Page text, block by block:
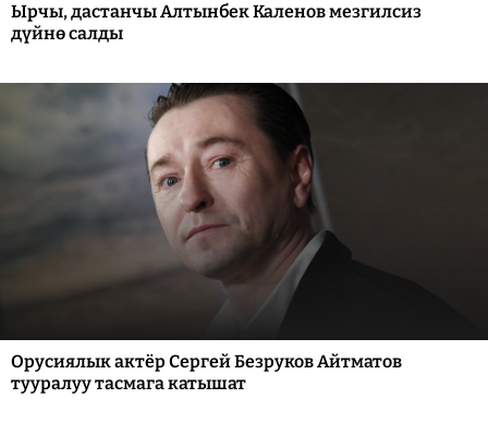
Ырчы, дастанчы Алтынбек Каленов мезгилсиз
дүйнө салды
Орусиялык актёр Сергей Безруков Айтматов
тууралуу тасмага катышат